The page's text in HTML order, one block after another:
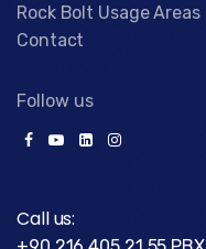
Rock Bolt Usage Areas
Contact
Follow us
Call us: